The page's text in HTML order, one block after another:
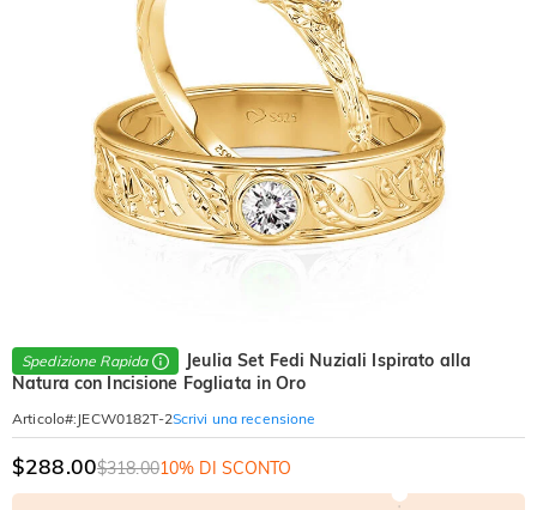
Spedizione Rapida
Jeulia Set Fedi Nuziali Ispirato alla
Natura con Incisione Fogliata in Oro
Articolo#: JECW0182T-2Scrivi una recensione
$288.00$318.0010% DI SCONTO